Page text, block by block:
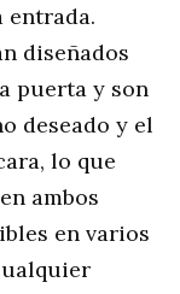
entrada.
diseñados
puerta y son
deseado y el
lo que
ambos
en varios